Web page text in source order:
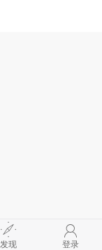
发现 登录